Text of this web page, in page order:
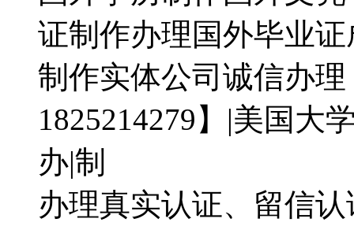
证制作办理国外毕业
制作实体公司诚信办
1825214279】|美国大
办|制
办理真实认证、留信